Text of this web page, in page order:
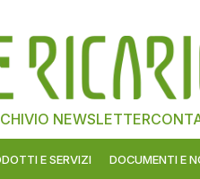
NEWSLETTER
E SERVIZI DOCUMENTI E